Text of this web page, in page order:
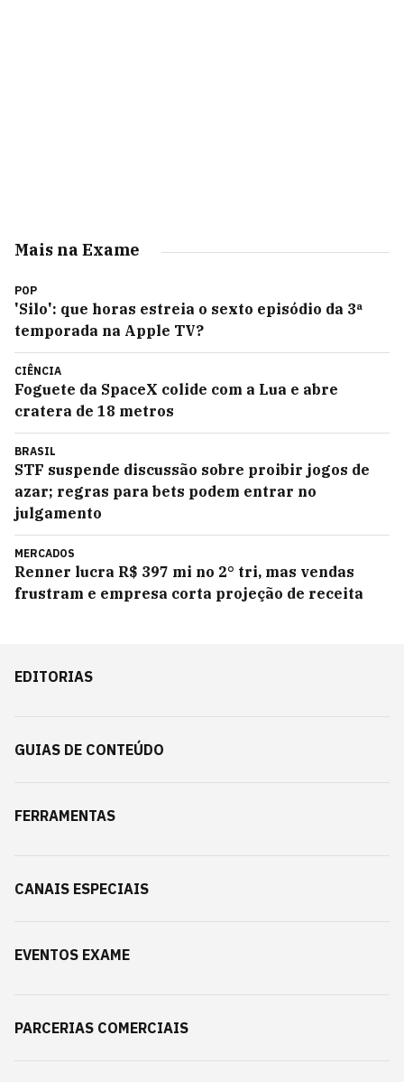
Mais na Exame
POP
'Silo': que horas estreia o sexto episódio da 3ª
temporada na Apple TV?
CIÊNCIA
Foguete da SpaceX colide com a Lua e abre
cratera de 18 metros
BRASIL
STF suspende discussão sobre proibir jogos de
azar; regras para bets podem entrar no
julgamento
MERCADOS
Renner lucra R$ 397 mi no 2° tri, mas vendas
frustram e empresa corta projeção de receita
EDITORIAS
GUIAS DE CONTEÚDO
FERRAMENTAS
CANAIS ESPECIAIS
EVENTOS EXAME
PARCERIAS COMERCIAIS